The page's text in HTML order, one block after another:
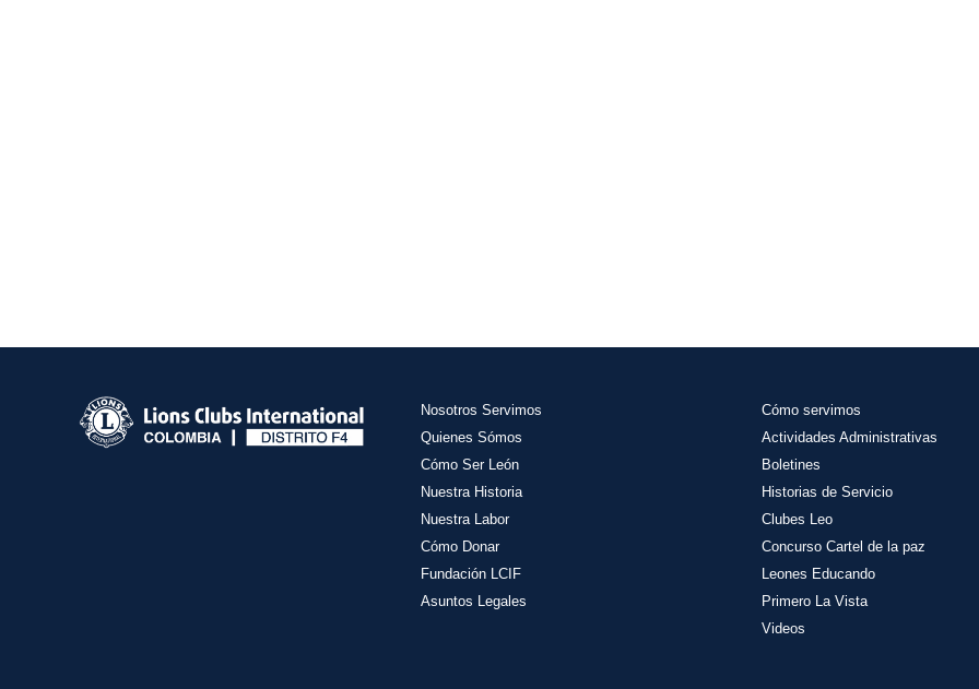
Nosotros Servimos
Quienes Sómos
Cómo Ser León
Nuestra Historia
Nuestra Labor
Cómo Donar
Fundación LCIF
Asuntos Legales
Cómo servimos
Actividades Administrativas
Boletines
Historias de Servicio
Clubes Leo
Concurso Cartel de la paz
Leones Educando
Primero La Vista
Videos